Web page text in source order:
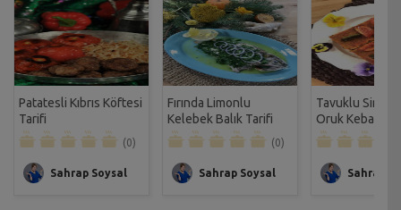
Patatesli Kıbrıs Köftesi
Tarifi
(0)
Sahrap Soysal
Fırında Limonlu
Kelebek Balık Tarifi
(0)
Sahrap Soysal
Tavuklu Sini
Oruk Kebabı
Sahrap